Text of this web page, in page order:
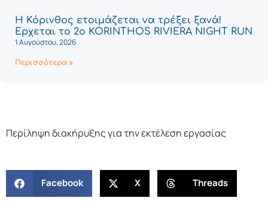
Η Κόρινθος ετοιμάζεται να τρέξει ξανά!
Έρχεται το 2ο KORINTHOS RIVIERA NIGHT RUN
1 Αυγούστου, 2026
Περισσότερα »
Περίληψη διακήρυξης για την εκτέλεση εργασίας
Facebook X Threads